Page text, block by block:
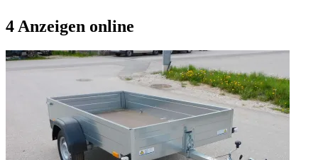
4 Anzeigen online